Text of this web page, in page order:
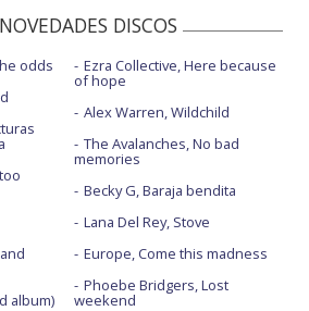
DISCOS
odds
album)
Ezra Collective, Here because
of hope
Alex Warren, Wildchild
The Avalanches, No bad
memories
Becky G, Baraja bendita
Lana Del Rey, Stove
Europe, Come this madness
Phoebe Bridgers, Lost
weekend